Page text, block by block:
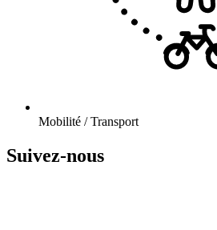
Mobilité / Transport
Suivez-nous